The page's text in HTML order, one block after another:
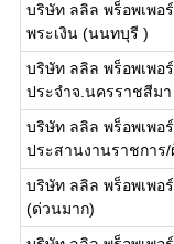
บริษัท ลลิล พร็อพเพอ
พระเงิน (นนทบุรี )
บริษัท ลลิล พร็อพเพอ
ประจำจ.นครราชสีมา
บริษัท ลลิล พร็อพเพอ
ประสานงานราชการ
บริษัท ลลิล พร็อพเพอ
(ด่วนมาก)